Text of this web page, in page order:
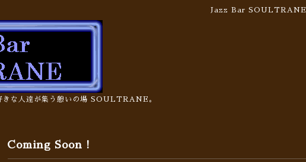
Jazz Bar SOULTRANE
きな人達が集う憩いの場 SOULTRANE。
Coming Soon !